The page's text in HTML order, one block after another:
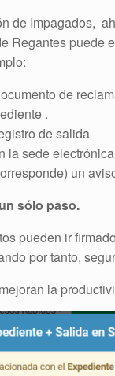
de Impagados,
Regantes puede
de
.
de salida
la sede
un
sólo paso.
pueden ir
por tanto,
la